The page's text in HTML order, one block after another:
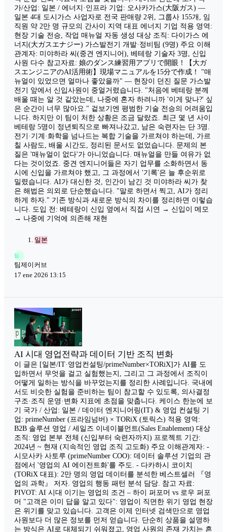
가/산업: 일본 / 에너지·인프라 기업: 오사카가스(大阪ガス) —
일본 4대 도시가스 사업자로 전국 판매량 2위, 그룹사 155개, 임
직원 약 2만 명 규모의 간사이 지역 대표 에너지 기업 적용 영역:
현장 기술 전승, 작업 매뉴얼 자동 생성 대상 조직: 다이가스 에
너지(大ガスエナジー) 가스발전기 개발·정비팀 (9명) 주요 이해
관계자: 미야하라 씨(중견 엔지니어), 베테랑 기술자 3명, 신입
사원 다수 참고자료: 娘のダンス練習用アプリで開眼！【大ガ
スエンジニアのAI活用術】現場マニュアルを15分で作成！ "매
뉴얼이 있었으면 얼마나 좋았을까" — 현장이 던진 질문 가스발
전기 앞에서 신입사원이 중얼거렸습니다. "처음에 베테랑 분께
배울 때는 알 것 같았는데, 나중에 혼자 하려니까 '이게 맞나?' 싶
은 순간이 너무 많아요." 겉보기엔 평범한 기술 전승의 어려움입
니다. 하지만 이 팀이 처한 상황은 조금 달랐죠. 최근 몇 년 사이
베테랑 5명이 정년퇴직으로 빠져나갔고, 남은 숙련자는 단 3명.
전기·기계·화학을 넘나드는 복합 기술을 가르쳐야 하는데, 가르
칠 사람도, 배울 시간도, 정리된 문서도 없었습니다. 문제의 본
질은 '매뉴얼이 없다'가 아니었습니다. 매뉴얼을 만들 여유가 없
다는 것이었죠. 중견 엔지니어들은 자기 업무를 소화하면서 동
시에 신입을 가르쳐야 했고, 그 과정에서 '기록'은 늘 후순위로
밀렸습니다. AI가 대신한 것, 인간이 남긴 것 미야하라 씨가 찾
은 해법은 의외로 단순했습니다. "말로 하면서 찍고, AI가 정리
하게 하자." 기존 방식과 새로운 방식의 차이를 정리하면 이렇습
니다. 도입 전: 베테랑이 신입 옆에서 직접 시연 → 신입이 메모
→ 나중에 기억에 의존해 재현
일본
팀
팀제이커브
17 ene 2026 13:15
AI 시대 영업전략과 데이터 기반 조직 변화
이 글은 [일본/IT·영업컨설팅/primeNumber×TORiX]가 AI를 도
입하면서 무엇을 걸고 실험했는지, 그리고 그 과정에서 조직이
어떻게 일하는 방식을 바꾸었는지를 정리한 사례입니다. 국내에
서도 비슷한 실험을 준비하는 팀이 참고할 수 있도록, 의사결정
구조·조직 운영·변화 지표에 초점을 맞춥니다. 케이스 한눈에 보
기 국가 / 산업: 일본 / 데이터 엔지니어링(IT) & 영업 컨설팅 기
업: primeNumber (프라임넘버) × TORiX (토릭스) 적용 영역:
B2B 솔루션 영업 / 세일즈 이네이블먼트(Sales Enablement) 대상
조직: 영업 본부 전체 (신입부터 숙련자까지) 프로젝트 기간:
2024년 ~ 현재 (지속적인 영업 조직 고도화) 주요 이해관계자: -
시모사카 사토루 (primeNumber COO): 데이터 솔루션 기업의 관
점에서 '영업의 AI 에이전트화'를 주도. - 다카하시 코이치
(TORiX 대표): 2만 명의 영업 데이터를 분석한 베스트셀러 『영
업의 과학』 저자. 영업의 행동 패턴 분석 담당. 참고 자료:
PIVOT: AI 시대 이기는 영업의 조건 – 하이 퍼포머 vs 로우 퍼포
머 "고객은 이미 답을 알고 있다": 영업이 직면한 위기 영업 현장
은 위기를 맞고 있습니다. 고객은 이제 인터넷 검색만으로 영업
사원보다 더 많은 정보를 먼저 얻습니다. 단순히 상품을 설명하
는 방식은 AI로 대체되기 쉬워졌고, 영업 사원의 존재 가치는 흔